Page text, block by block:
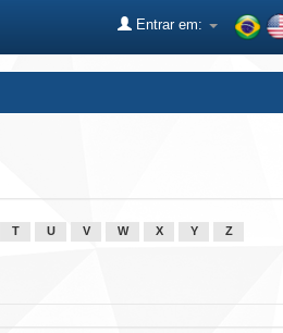
Entrar em:
T U V W X Y Z